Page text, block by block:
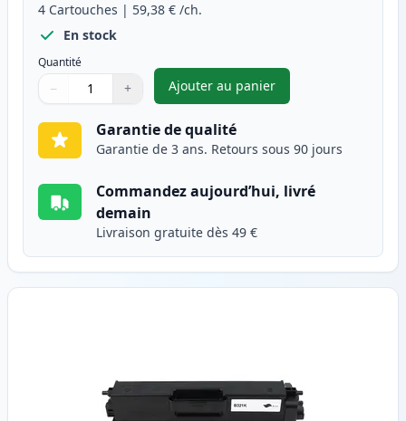
4 Cartouches | 59,38 € /ch.
En stock
Quantité
Quantité
Utilisez les boutons pour ajuster
− +
Quantité
Ajouter au panier
,Pack de 4 Brother TN321
Garantie de qualité
Garantie de 3 ans. Retours sous 90 jours
Commandez aujourd’hui, livré
demain
Livraison gratuite dès 49 €